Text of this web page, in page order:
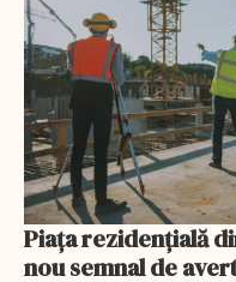
Piața rezidențială
nou semnal de